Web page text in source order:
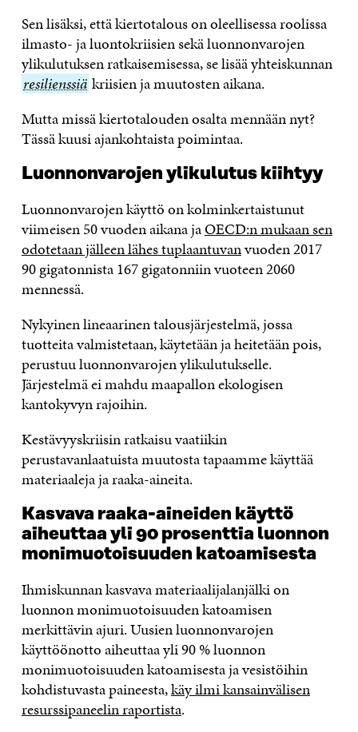
Sen lisäksi, että kiertotalous on oleellisessa roolissa
ilmasto- ja luontokriisien sekä luonnonvarojen
ylikulutuksen ratkaisemisessa, se lisää yhteiskunnan
resilienssiä kriisien ja muutosten aikana.
Mutta missä kiertotalouden osalta mennään nyt?
Tässä kuusi ajankohtaista poimintaa.
Luonnonvarojen ylikulutus kiihtyy
Luonnonvarojen käyttö on kolminkertaistunut
viimeisen 50 vuoden aikana jaOECD:n mukaan sen
odotetaan jälleen lähes tuplaantuvanvuoden 2017
90 gigatonnista 167 gigatonniin vuoteen 2060
mennessä.
Nykyinen lineaarinen talousjärjestelmä, jossa
tuotteita valmistetaan, käytetään ja heitetään pois,
perustuu luonnonvarojen ylikulutukselle.
Järjestelmä ei mahdu maapallon ekologisen
kantokyvyn rajoihin.
Kestävyyskriisin ratkaisu vaatiikin
perustavanlaatuista muutosta tapaamme käyttää
materiaaleja ja raaka-aineita.
Kasvava raaka-aineiden käyttö
aiheuttaa yli 90 prosenttia luonnon
monimuotoisuuden katoamisesta
Ihmiskunnan kasvava materiaalijalanjälki on
luonnon monimuotoisuuden katoamisen
merkittävin ajuri. Uusien luonnonvarojen
käyttöönotto aiheuttaa yli 90 % luonnon
monimuotoisuuden katoamisesta ja vesistöihin
kohdistuvasta paineesta,käy ilmi kansainvälisen
resurssipaneelin raportista.